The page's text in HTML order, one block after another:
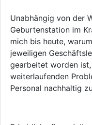
Unabhängig von der
Geburtenstation im
mich bis heute,
jeweiligen
gearbeitet worden
weiterlaufenden
Personal nachhaltig